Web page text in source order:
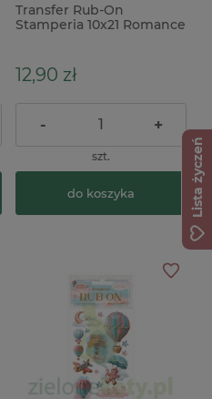
Transfer Rub-On
Stamperia 10x21 Romance
12,90 zł
- +
szt.
do koszyka Lista życzeń